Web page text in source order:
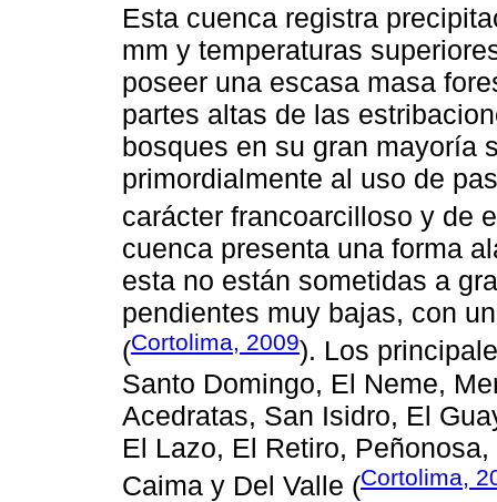
Esta cuenca registra
mm y temperaturas
poseer una escasa masa
partes altas de las
bosques en su gran mayoría
primordialmente al uso de
carácter francoarcilloso y de
cuenca presenta una forma
esta no están sometidas a
pendientes muy bajas, con
(Cortolima, 2009). Los
Santo Domingo, El Neme,
Acedratas, San Isidro, El
El Lazo, El Retiro,
Caima y Del Valle (Cortolima,